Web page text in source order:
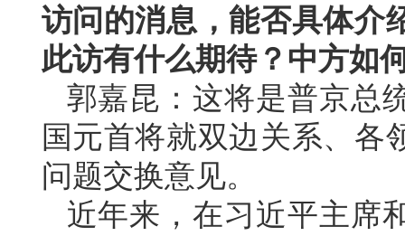
访问的消息，能否具体介
此访有什么期待？中方如
郭嘉昆：这将是普京总
国元首将就双边关系、各
问题交换意见。
近年来，在习近平主席